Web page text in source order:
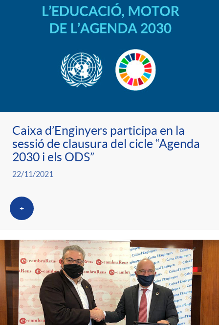
Caixa d’Enginyers participa en la
sessió de clausura del cicle “Agenda
2030 i els ODS”
22/11/2021
+